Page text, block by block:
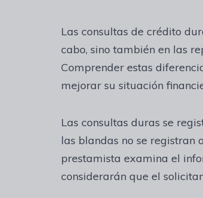
Las consultas de crédito
cabo, sino también en las
Comprender estas
mejorar su situación
Las consultas duras se
las blandas no se registran
prestamista examina el
considerarán que el